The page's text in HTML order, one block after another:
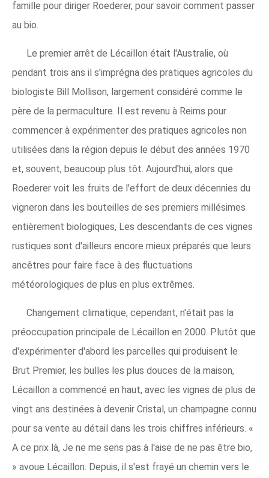
famille pour diriger Roederer, pour savoir comment passer
au bio.
Le premier arrêt de Lécaillon était l'Australie, où
pendant trois ans il s'imprégna des pratiques agricoles du
biologiste Bill Mollison, largement considéré comme le
père de la permaculture. Il est revenu à Reims pour
commencer à expérimenter des pratiques agricoles non
utilisées dans la région depuis le début des années 1970
et, souvent, beaucoup plus tôt. Aujourd'hui, alors que
Roederer voit les fruits de l'effort de deux décennies du
vigneron dans les bouteilles de ses premiers millésimes
entièrement biologiques, Les descendants de ces vignes
rustiques sont d'ailleurs encore mieux préparés que leurs
ancêtres pour faire face à des fluctuations
météorologiques de plus en plus extrêmes.
Changement climatique, cependant, n'était pas la
préoccupation principale de Lécaillon en 2000. Plutôt que
d'expérimenter d'abord les parcelles qui produisent le
Brut Premier, les bulles les plus douces de la maison,
Lécaillon a commencé en haut, avec les vignes de plus de
vingt ans destinées à devenir Cristal, un champagne connu
pour sa vente au détail dans les trois chiffres inférieurs. «
A ce prix là, Je ne me sens pas à l'aise de ne pas être bio,
» avoue Lécaillon. Depuis, il s'est frayé un chemin vers le